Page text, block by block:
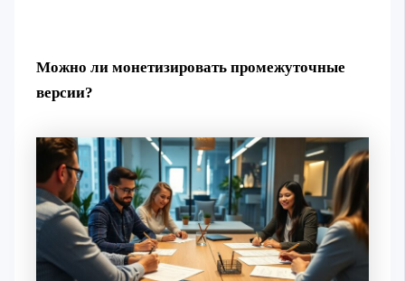
Можно ли монетизировать промежуточные
версии?